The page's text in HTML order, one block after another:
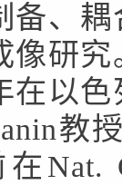
备、
像研
在以
教
Nat.